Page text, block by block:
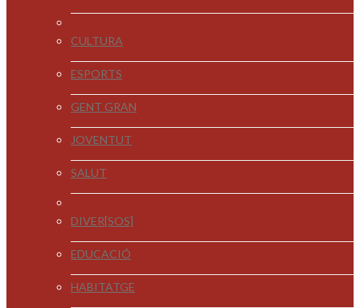
CULTURA
ESPORTS
GENT GRAN
JOVENTUT
SALUT
DIVER[SOS]
EDUCACIÓ
HABITATGE